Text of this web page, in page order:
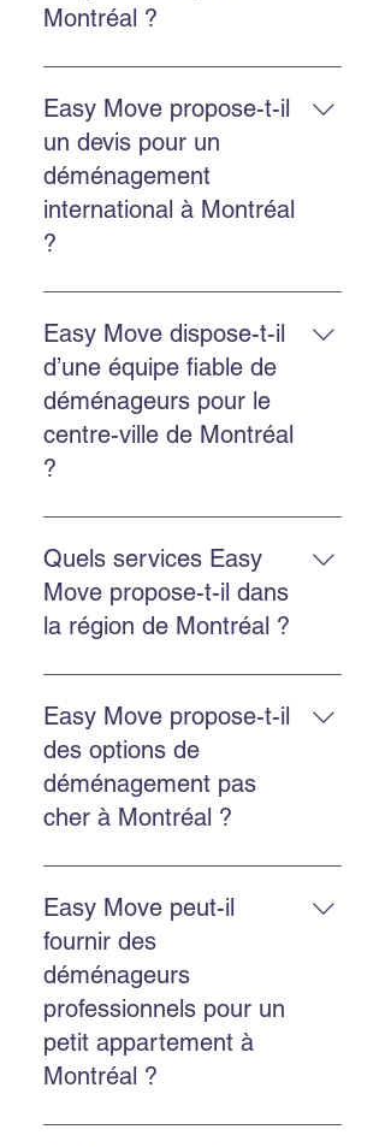
Montréal ?
Le prix dépend de la distance, du
volume et des services choisis.
Easy Move propose des
soumissions gratuites en ligne
pour estimer chaque
déménagement.
Easy Move propose-t-il
un devis pour un
déménagement
international à Montréal
?
Oui. Easy Move fournit des devis
gratuits pour les déménagements
internationaux depuis Montréal, y
compris vers les États-Unis.
Easy Move dispose-t-il
d’une équipe fiable de
déménageurs pour le
centre-ville de Montréal
?
Oui. Easy Move dessert le centre-
ville de Montréal avec une équipe
ponctuelle, professionnelle et
Quels services Easy
Move propose-t-il dans
la région de Montréal ?
Easy Move propose le
déménagement résidentiel,
commercial, l’emballage
professionnel, l’entreposage
sécurisé et la location de bacs
écologiques GoBac.
Easy Move propose-t-il
des options de
déménagement pas
cher à Montréal ?
Easy Move propose des solutions
économiques et transparentes,
avec un bon rapport qualité-prix et
Easy Move peut-il
fournir des
déménageurs
professionnels pour un
petit appartement à
Montréal ?
Oui. Easy Move intervient aussi